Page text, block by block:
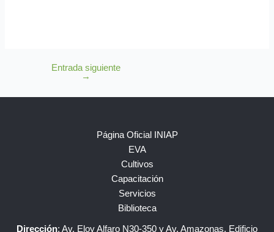
Entrada siguiente
→
Página Oficial INIAP
EVA
Cultivos
Capacitación
Servicios
Biblioteca
Dirección: Av. Eloy Alfaro N30-350 y Av. Amazonas. Edificio